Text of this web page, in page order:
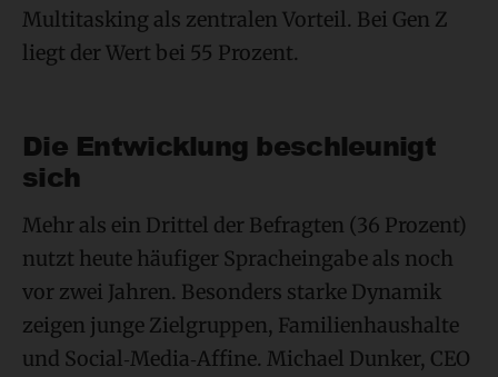
Multitasking als zentralen Vorteil. Bei Gen Z
liegt der Wert bei 55 Prozent.
Die Entwicklung beschleunigt
sich
Mehr als ein Drittel der Befragten (36 Prozent)
nutzt heute häufiger Spracheingabe als noch
vor zwei Jahren. Besonders starke Dynamik
zeigen junge Zielgruppen, Familienhaushalte
und Social‑Media‑Affine. Michael Dunker, CEO